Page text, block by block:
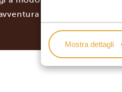
Mostra dettagli
africana